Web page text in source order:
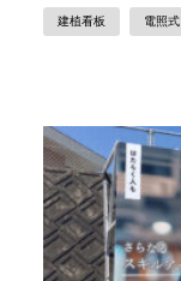
建植看板 電照式